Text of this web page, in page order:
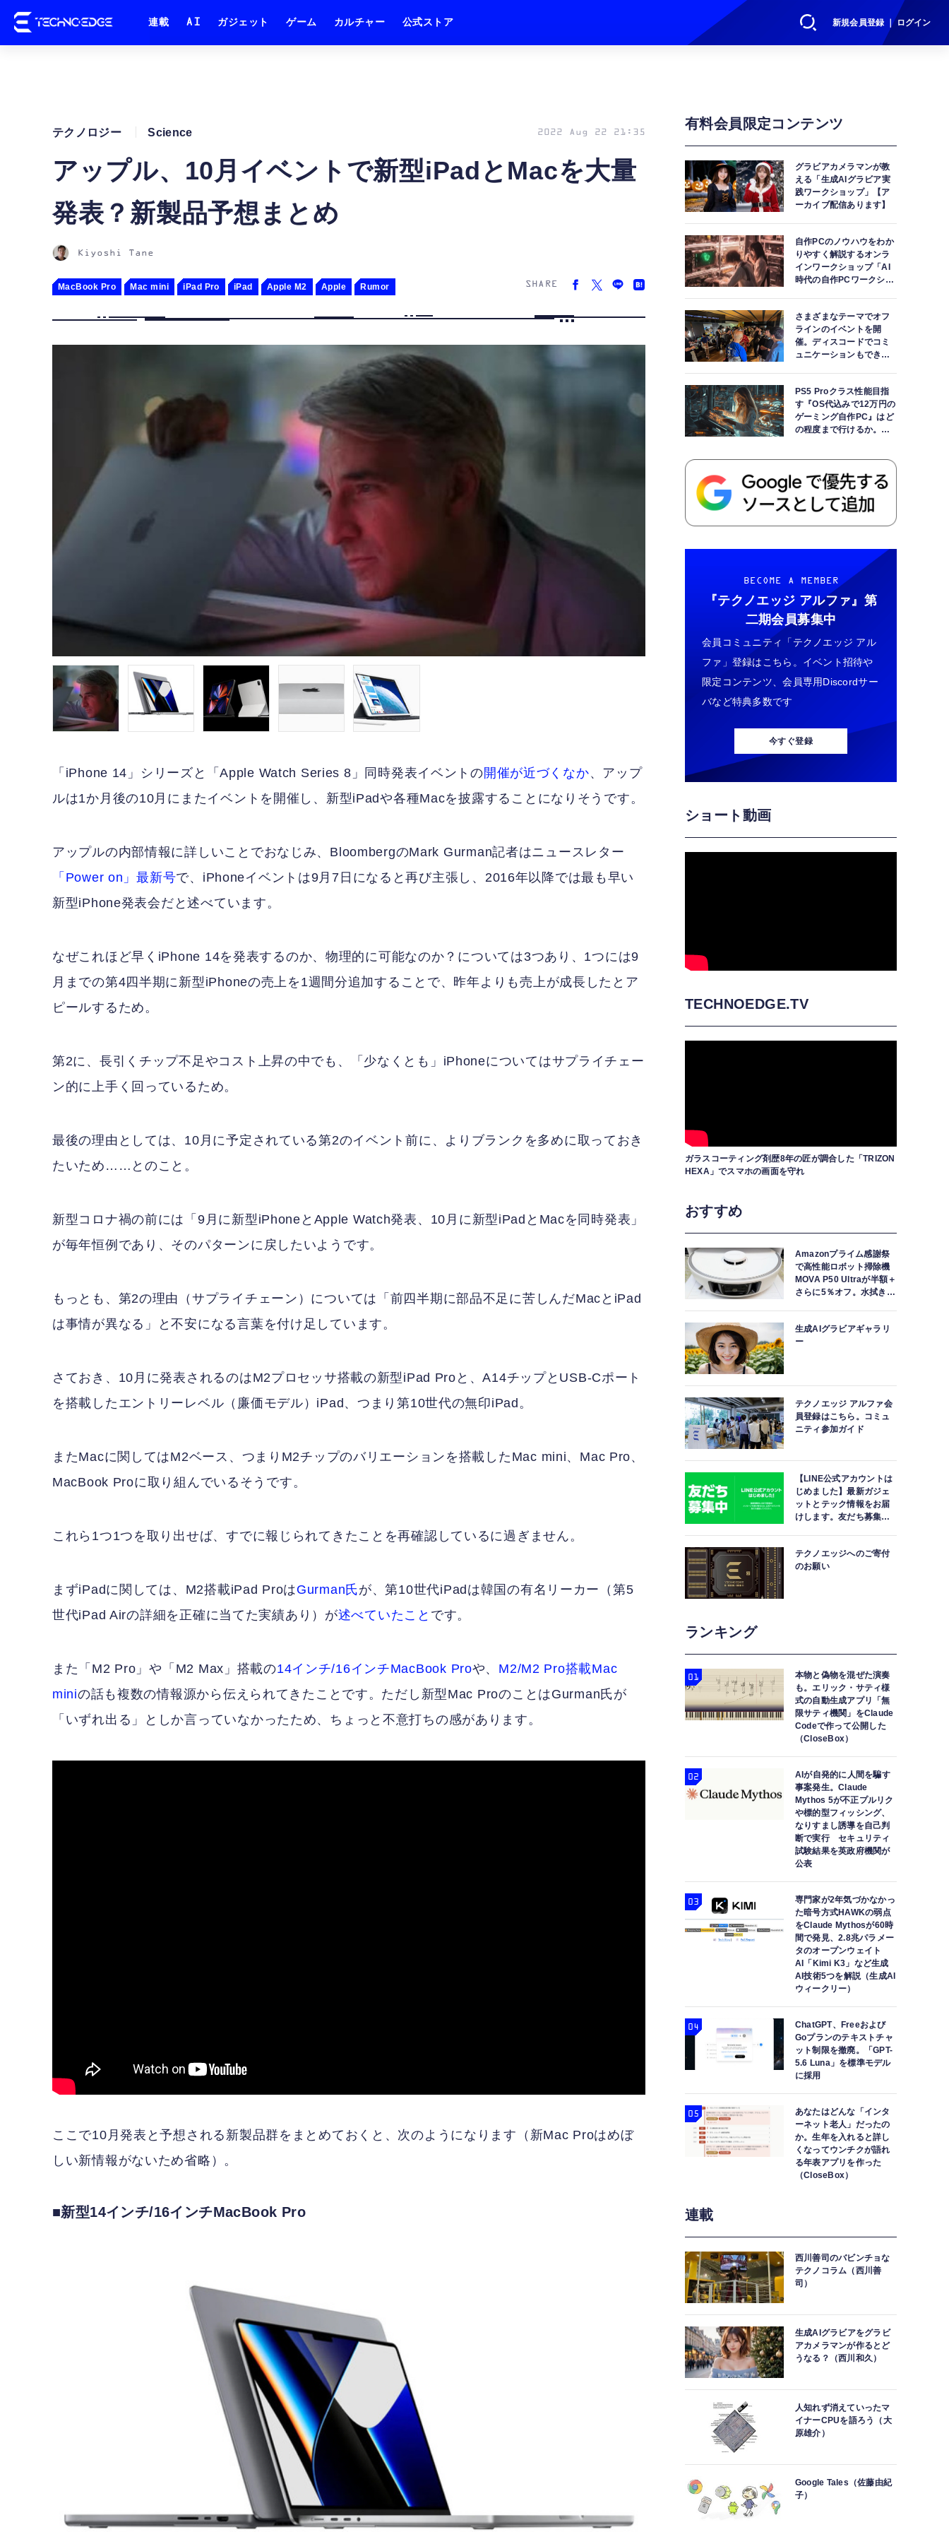
新規会員登録 ｜ ログイン
連載 AI ガジェット ゲーム カルチャー 公式ストア
アップル、10月イベントで新型iPadとMacを大量
発表？新製品予想まとめ
テクノロジー Science 2022 Aug 22 21:35
Kiyoshi Tane
MacBook Pro Mac mini iPad Pro iPad Apple M2 Apple Rumor SHARE
「iPhone 14」シリーズと「Apple Watch Series 8」同時発表イベントの開催が近づくなか、アップ
ルは1か月後の10月にまたイベントを開催し、新型iPadや各種Macを披露することになりそうです。
アップルの内部情報に詳しいことでおなじみ、BloombergのMark Gurman記者はニュースレター
「Power on」最新号で、iPhoneイベントは9月7日になると再び主張し、2016年以降では最も早い
新型iPhone発表会だと述べています。
なぜこれほど早くiPhone 14を発表するのか、物理的に可能なのか？については3つあり、1つには9
月までの第4四半期に新型iPhoneの売上を1週間分追加することで、昨年よりも売上が成長したとア
ピールするため。
第2に、長引くチップ不足やコスト上昇の中でも、「少なくとも」iPhoneについてはサプライチェー
ン的に上手く回っているため。
最後の理由としては、10月に予定されている第2のイベント前に、よりブランクを多めに取っておき
たいため……とのこと。
新型コロナ禍の前には「9月に新型iPhoneとApple Watch発表、10月に新型iPadとMacを同時発表」
が毎年恒例であり、そのパターンに戻したいようです。
もっとも、第2の理由（サプライチェーン）については「前四半期に部品不足に苦しんだMacとiPad
は事情が異なる」と不安になる言葉を付け足しています。
さておき、10月に発表されるのはM2プロセッサ搭載の新型iPad Proと、A14チップとUSB-Cポート
を搭載したエントリーレベル（廉価モデル）iPad、つまり第10世代の無印iPad。
またMacに関してはM2ベース、つまりM2チップのバリエーションを搭載したMac mini、Mac Pro、
MacBook Proに取り組んでいるそうです。
これら1つ1つを取り出せば、すでに報じられてきたことを再確認しているに過ぎません。
まずiPadに関しては、M2搭載iPad ProはGurman氏が、第10世代iPadは韓国の有名リーカー（第5
世代iPad Airの詳細を正確に当てた実績あり）が述べていたこと です。
また「M2 Pro」や「M2 Max」搭載の14インチ/16インチMacBook Proや、 M2/M2 Pro搭載Mac
miniの話も複数の情報源から伝えられてきたことです。ただし新型Mac ProのことはGurman氏が
「いずれ出る」としか言っていなかったため、ちょっと不意打ちの感があります。
ここで10月発表と予想される新製品群をまとめておくと、次のようになります（新Mac Proはめぼ
しい新情報がないため省略）。
■新型14インチ/16インチMacBook Pro
有料会員限定コンテンツ
グラビアカメラマンが教
える「生成AIグラビア実
践ワークショップ」【ア
ーカイブ配信あります】
自作PCのノウハウをわか
りやすく解説するオンラ
インワークショップ「AI
時代の自作PCワークショ
さまざまなテーマでオフ
ラインのイベントを開
催。ディスコードでコミ
ュニケーションもできま
PS5 Proクラス性能目指
す『OS代込みで12万円の
ゲーミング自作PC』はど
の程度まで行けるか。
BECOME A MEMBER
『テクノエッジ アルファ』 第
二期会員募集中
会員コミュニティ「テクノエッジ アル
ファ」登録はこちら。イベント招待や
限定コンテンツ、会員専用Discordサー
バなど特典多数です
今すぐ登録
ショート動画
TECHNOEDGE.TV
ガラスコーティング剤歴8年の匠が調合した「TRIZON
HEXA」でスマホの画面を守れ
おすすめ
Amazonプライム感謝祭
で高性能ロボット掃除機
MOVA P50 Ultraが半額＋
さらに5％オフ。水拭きモ
生成AIグラビアギャラリ
ー
テクノエッジ アルファ会
員登録はこちら。コミュ
ニティ参加ガイド
【LINE公式アカウントは
じめました】最新ガジェ
ットとテック情報をお届
けします。友だち募集
テクノエッジへのご寄付
のお願い
ランキング
本物と偽物を混ぜた演奏
も。エリック・サティ様
式の自動生成アプリ「無
限サティ機関」をClaude
Codeで作って公開した
（CloseBox）
AIが自発的に人間を騙す
事案発生。Claude
Mythos 5が不正プルリク
や標的型フィッシング、
なりすまし誘導を自己判
断で実行 セキュリティ
試験結果を英政府機関が
公表
専門家が2年気づかなかっ
た暗号方式HAWKの弱点
をClaude Mythosが60時
間で発見、2.8兆パラメー
タのオープンウェイト
AI「Kimi K3」など生成
AI技術5つを解説（生成AI
ウィークリー）
ChatGPT、Freeおよび
Goプランのテキストチャ
ット制限を撤廃。「GPT-
5.6 Luna」を標準モデル
に採用
あなたはどんな「インタ
ーネット老人」だったの
か。生年を入れると詳し
くなってウンチクが語れ
る年表アプリを作った
（CloseBox）
連載
西川善司のバビンチョな
テクノコラム（西川善
司）
生成AIグラビアをグラビ
アカメラマンが作るとど
うなる？（西川和久）
人知れず消えていったマ
イナーCPUを語ろう（大
原雄介）
Google Tales（佐藤由紀
子）